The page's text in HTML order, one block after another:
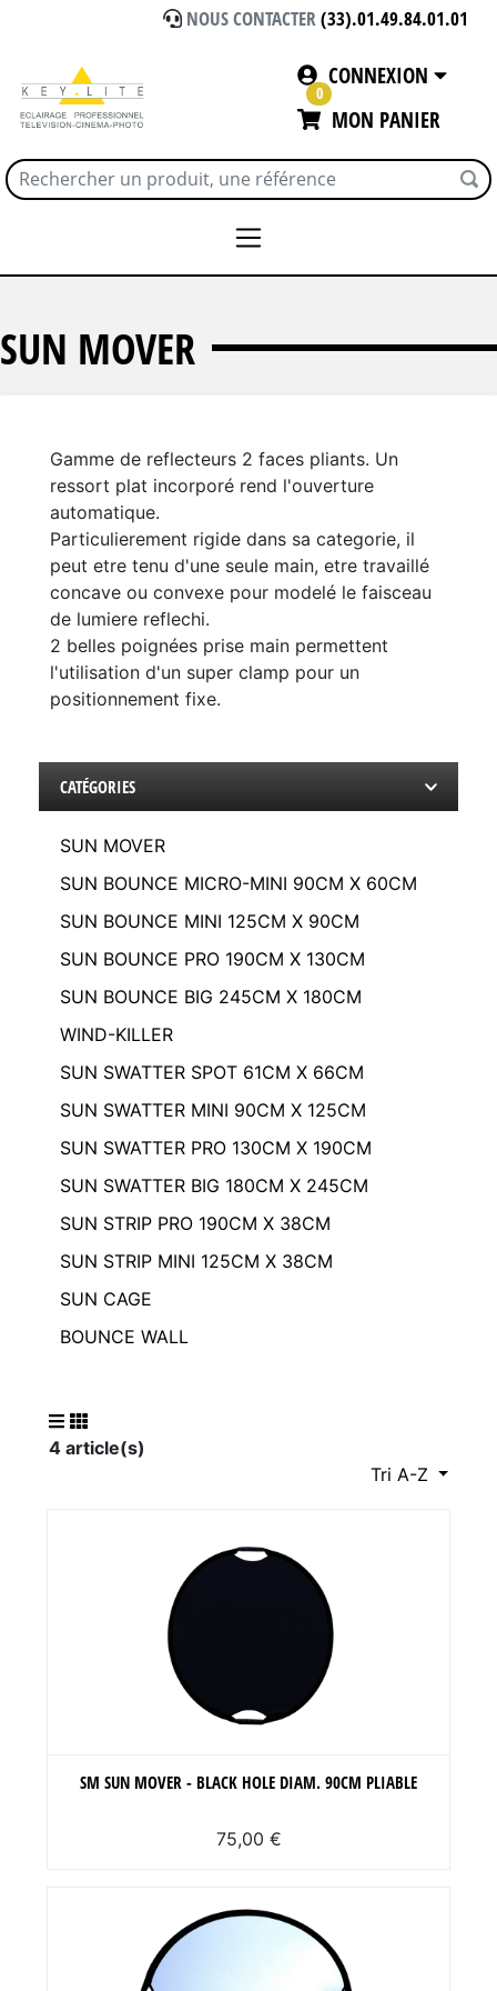
NOUS CONTACTER(33).01.49.84.01.01
CONNEXION
0
MON PANIER
SUN MOVER
Gamme de reflecteurs 2 faces pliants. Un
ressort plat incorporé rend l'ouverture
automatique.
Particulierement rigide dans sa categorie, il
peut etre tenu d'une seule main, etre travaillé
concave ou convexe pour modelé le faisceau
de lumiere reflechi.
2 belles poignées prise main permettent
l'utilisation d'un super clamp pour un
positionnement fixe.
CATÉGORIES
SUN MOVER
SUN BOUNCE MICRO-MINI 90CM X 60CM
SUN BOUNCE MINI 125CM X 90CM
SUN BOUNCE PRO 190CM X 130CM
SUN BOUNCE BIG 245CM X 180CM
WIND-KILLER
SUN SWATTER SPOT 61CM X 66CM
SUN SWATTER MINI 90CM X 125CM
SUN SWATTER PRO 130CM X 190CM
SUN SWATTER BIG 180CM X 245CM
SUN STRIP PRO 190CM X 38CM
SUN STRIP MINI 125CM X 38CM
SUN CAGE
BOUNCE WALL
4 article(s)
Tri A-Z
SM SUN MOVER - BLACK HOLE DIAM. 90CM PLIABLE
75,00 €